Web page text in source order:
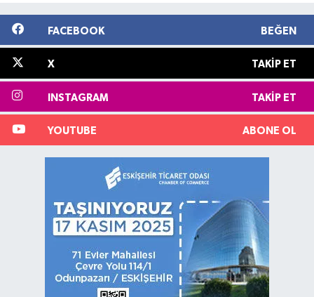
FACEBOOK BEĞEN
X TAKIP ET
INSTAGRAM TAKIP ET
YOUTUBE ABONE OL